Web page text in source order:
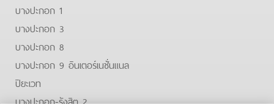
บางปะกอก 1
บางปะกอก 3
บางปะกอก 8
บางปะกอก 9 อินเตอร์เนชั่นแนล
ปิยะเวท
บางปะกอก-รังสิต 2